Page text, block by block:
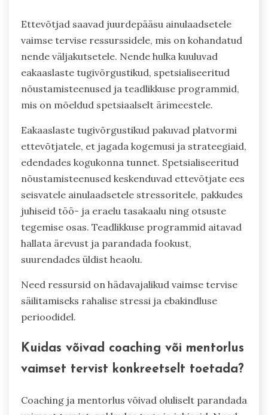
Millised on ainulaadsed vaimse
tervise ressursid, mis on
ettevõtjatele saadaval?
Ettevõtjad saavad juurdepääsu ainulaadsetele
vaimse tervise ressurssidele, mis on kohandatud
nende väljakutsetele. Nende hulka kuuluvad
eakaaslaste tugivõrgustikud, spetsialiseeritud
nõustamisteenused ja teadlikkuse programmid,
mis on mõeldud spetsiaalselt ärimeestele.
Eakaaslaste tugivõrgustikud pakuvad platvormi
ettevõtjatele, et jagada kogemusi ja strateegiaid,
nõustamisteenused keskenduvad ettevõtjate ees
seisvatele ainulaadsetele stressoritele, pakkudes
juhiseid töö- ja eraelu tasakaalu ning otsuste
hallata ärevust ja parandada fookust,
suurendades üldist heaolu.
säilitamiseks rahalise stressi ja ebakindluse